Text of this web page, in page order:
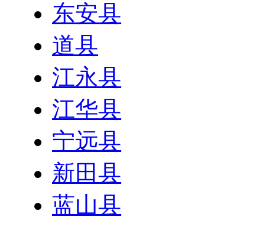
东安县
道县
江永县
江华县
宁远县
新田县
蓝山县